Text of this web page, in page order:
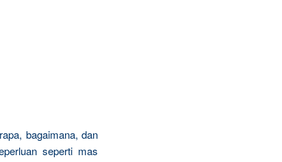
bagaimana, dan
seperti mas